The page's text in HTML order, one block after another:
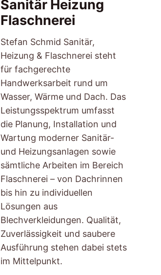
Sanitär Heizung
Flaschnerei
Stefan Schmid Sanitär,
Heizung & Flaschnerei steht
für fachgerechte
Handwerksarbeit rund um
Wasser, Wärme und Dach. Das
Leistungsspektrum umfasst
die Planung, Installation und
Wartung moderner Sanitär-
und Heizungsanlagen sowie
sämtliche Arbeiten im Bereich
Flaschnerei – von Dachrinnen
bis hin zu individuellen
Lösungen aus
Blechverkleidungen. Qualität,
Zuverlässigkeit und saubere
Ausführung stehen dabei stets
im Mittelpunkt.